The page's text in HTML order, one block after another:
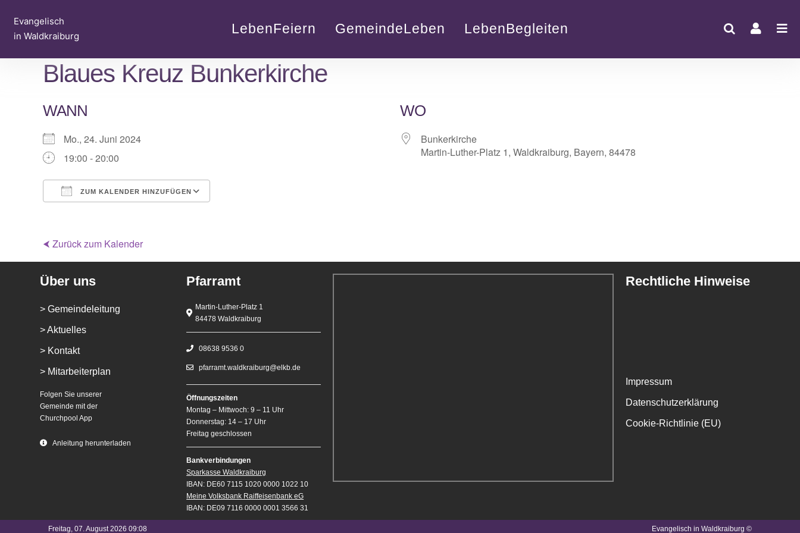
Inhalt
springen
Evangelisch
in Waldkraiburg
LebenFeiern GemeindeLeben LebenBegleiten
Blaues Kreuz Bunkerkirche
WANN
Mo., 24. Juni 2024
19:00 - 20:00
ZUM KALENDER HINZUFÜGEN
WO
Bunkerkirche
Martin-Luther-Platz 1, Waldkraiburg, Bayern, 84478
⮜ Zurück zum Kalender
Über uns
> Gemeindeleitung
> Aktuelles
> Kontakt
> Mitarbeiterplan
Folgen Sie unserer
Gemeinde mit der
Churchpool App
Anleitung herunterladen
Pfarramt
Martin-Luther-Platz 1
84478 Waldkraiburg
08638 9536 0
pfarramt.waldkraiburg@elkb.de
Öffnungszeiten
Montag – Mittwoch: 9 – 11 Uhr
Donnerstag: 14 – 17 Uhr
Freitag geschlossen
Bankverbindungen
Sparkasse Waldkraiburg
IBAN: DE60 7115 1020 0000 1022 10
Meine Volksbank Raiffeisenbank eG
IBAN: DE09 7116 0000 0001 3566 31
Rechtliche Hinweise
Impressum
Datenschutzerklärung
Cookie-Richtlinie (EU)
Freitag, 07. August 2026 09:08 Evangelisch in Waldkraiburg ©